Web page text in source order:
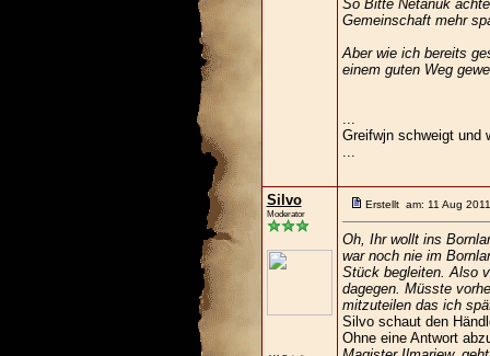
So Bitte Netanuk
Gemeinschaft mehr
Aber wie ich bereits
einem guten Weg
...
Greifwjn schweigt und
...
Silvo
Moderator
Erstellt am: 11 Aug
Oh, Ihr wollt ins
war noch nie im
Stück begleiten. Also
dagegen. Müsste
mitzuteilen das ich
Silvo schaut den
Ohne eine Antwort